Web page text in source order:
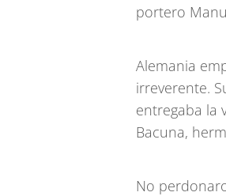
portero
Alemania
irreverente.
entregaba la
Bacuna,
No